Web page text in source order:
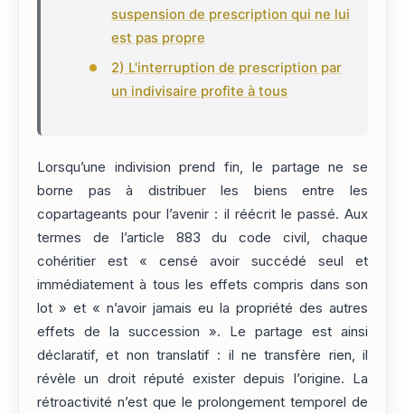
suspension de prescription qui ne lui
est pas propre
2) L'interruption de prescription par
un indivisaire profite à tous
Lorsqu’une indivision prend fin, le partage ne se
borne pas à distribuer les biens entre les
copartageants pour l’avenir : il réécrit le passé. Aux
termes de l’article 883 du code civil, chaque
cohéritier est « censé avoir succédé seul et
immédiatement à tous les effets compris dans son
lot » et « n’avoir jamais eu la propriété des autres
effets de la succession ». Le partage est ainsi
déclaratif, et non translatif : il ne transfère rien, il
révèle un droit réputé exister depuis l’origine. La
rétroactivité n’est que le prolongement temporel de